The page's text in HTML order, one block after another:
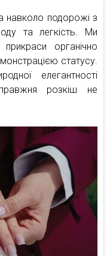
навколо подорожі з
та легкість. Ми
органічно
статусу.
елегантності
розкіш не